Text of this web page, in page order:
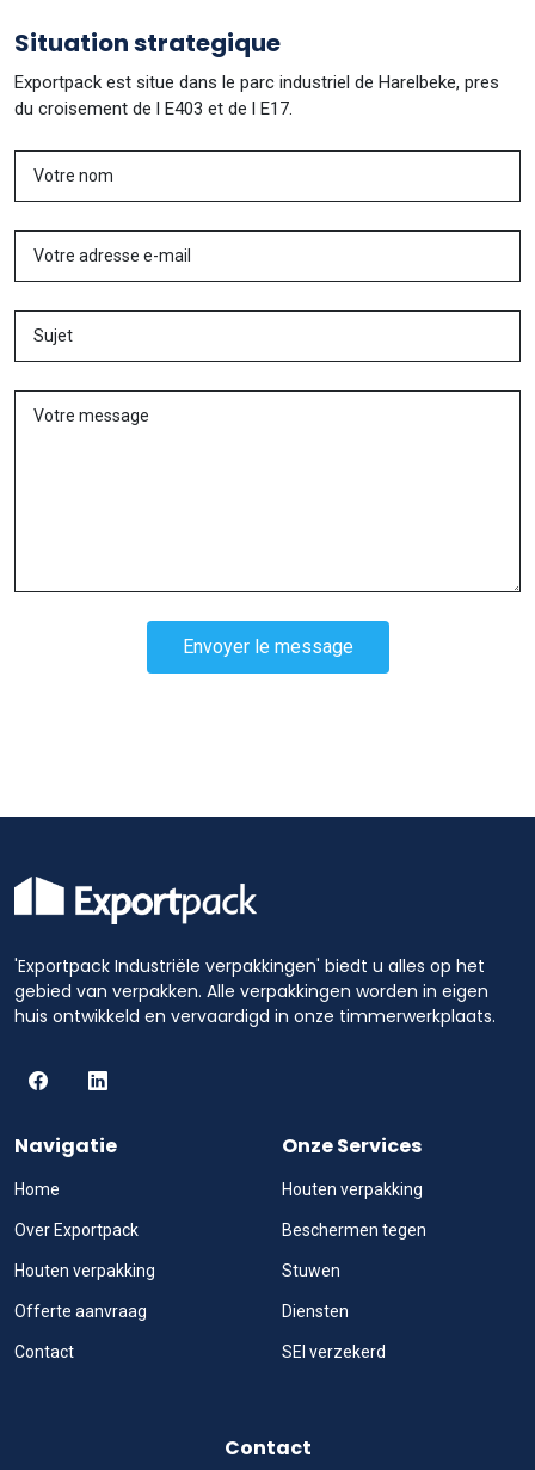
Situation strategique
Exportpack est situe dans le parc industriel de Harelbeke, pres
du croisement de l E403 et de l E17.
Envoyer le message
'Exportpack Industriële verpakkingen' biedt u alles op het
gebied van verpakken. Alle verpakkingen worden in eigen
huis ontwikkeld en vervaardigd in onze timmerwerkplaats.
Navigatie
Home
Over Exportpack
Houten verpakking
Offerte aanvraag
Contact
Onze Services
Houten verpakking
Beschermen tegen
Stuwen
Diensten
SEI verzekerd
Contact